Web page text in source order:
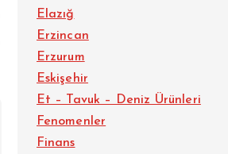
Elazığ
Erzincan
Erzurum
Eskişehir
Et – Tavuk – Deniz Ürünleri
Fenomenler
Finans